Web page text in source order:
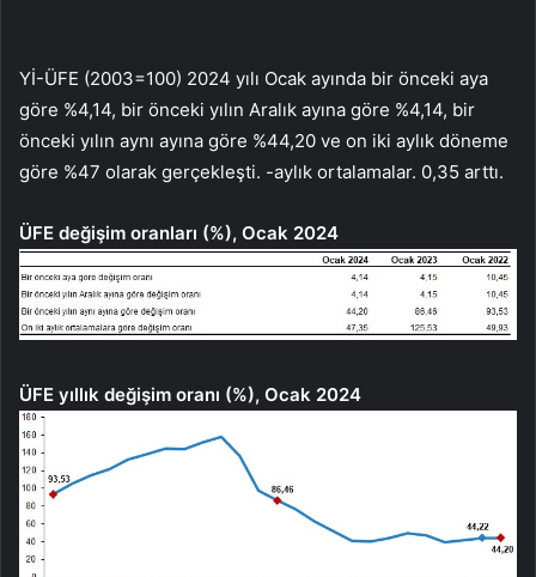
Yİ-ÜFE (2003=100) 2024 yılı Ocak ayında bir önceki aya
göre %4,14, bir önceki yılın Aralık ayına göre %4,14, bir
önceki yılın aynı ayına göre %44,20 ve on iki aylık döneme
göre %47 olarak gerçekleşti. -aylık ortalamalar. 0,35 arttı.
ÜFE değişim oranları (%), Ocak 2024
ÜFE yıllık değişim oranı (%), Ocak 2024